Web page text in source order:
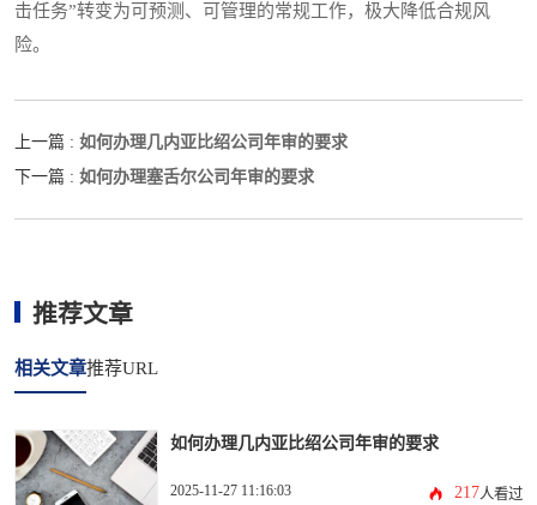
击任务”转变为可预测、可管理的常规工作，极大降低合规风
险。
上一篇 : 如何办理几内亚比绍公司年审的要求
下一篇 : 如何办理塞舌尔公司年审的要求
推荐文章
相关文章推荐URL
如何办理几内亚比绍公司年审的要求
2025-11-27 11:16:03 217人看过